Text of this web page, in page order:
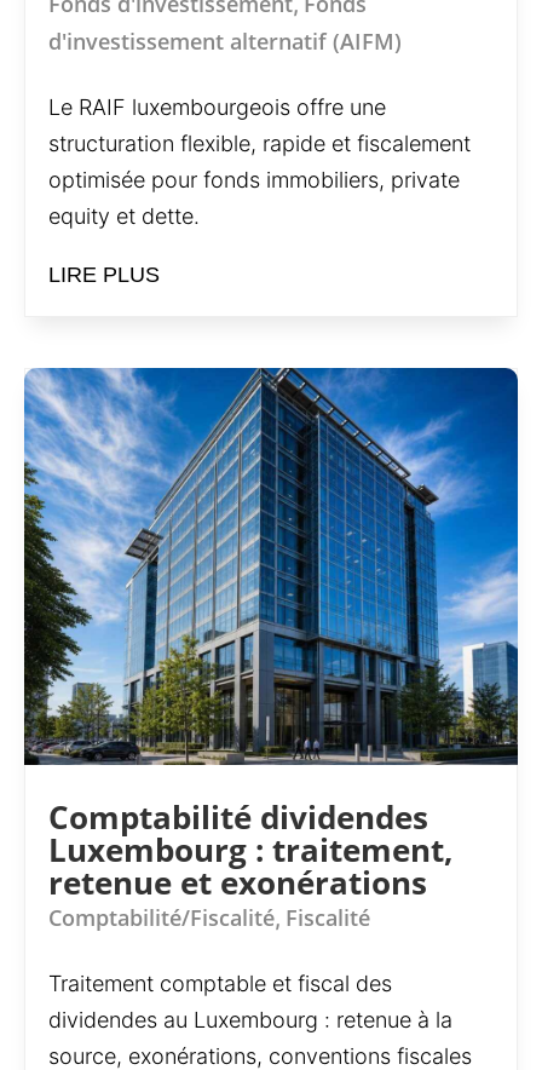
d'investissement alternatif (AIFM)
Le RAIF luxembourgeois offre une
structuration flexible, rapide et fiscalement
optimisée pour fonds immobiliers, private
equity et dette.
LIRE PLUS
Comptabilité dividendes
Luxembourg : traitement,
retenue et exonérations
Comptabilité/Fiscalité, Fiscalité
Traitement comptable et fiscal des
dividendes au Luxembourg : retenue à la
source, exonérations, conventions fiscales